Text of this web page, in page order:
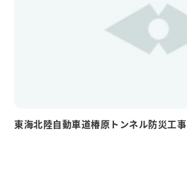
東海北陸自動車道椿原トンネル防災工事